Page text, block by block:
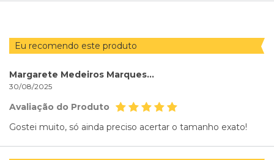
Eu recomendo este produto
Margarete Medeiros Marques Marques
30/08/2025
Avaliação do Produto
Gostei muito, só ainda preciso acertar o tamanho exato!